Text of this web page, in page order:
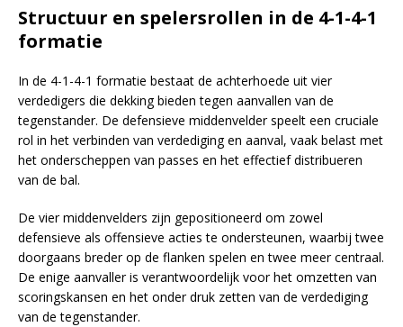
Structuur en spelersrollen in de 4-1-4-1
formatie
In de 4-1-4-1 formatie bestaat de achterhoede uit vier
verdedigers die dekking bieden tegen aanvallen van de
tegenstander. De defensieve middenvelder speelt een cruciale
rol in het verbinden van verdediging en aanval, vaak belast met
het onderscheppen van passes en het effectief distribueren
van de bal.
De vier middenvelders zijn gepositioneerd om zowel
defensieve als offensieve acties te ondersteunen, waarbij twee
doorgaans breder op de flanken spelen en twee meer centraal.
De enige aanvaller is verantwoordelijk voor het omzetten van
scoringskansen en het onder druk zetten van de verdediging
van de tegenstander.